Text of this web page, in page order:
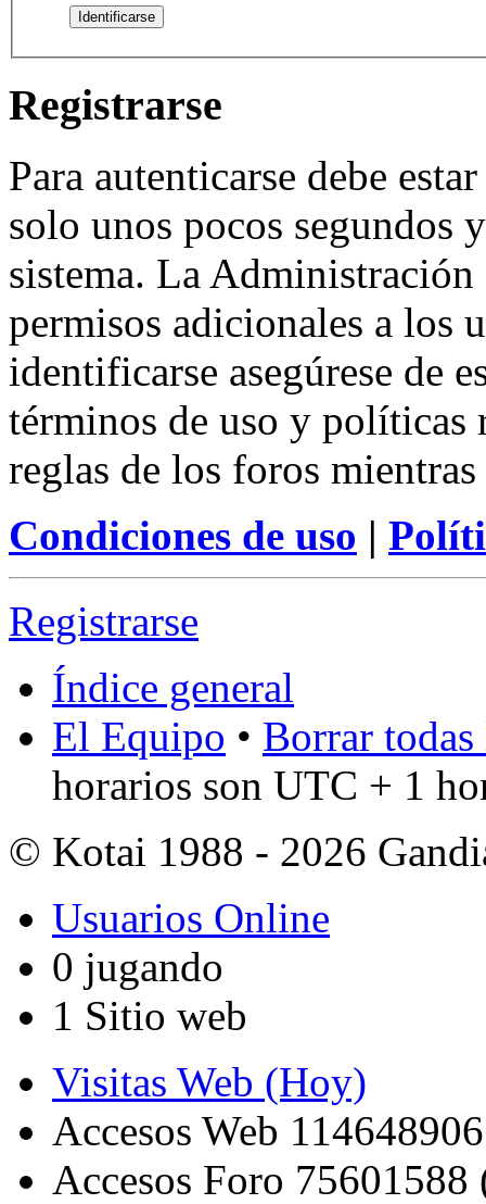
Registrarse
Para autenticarse debe
solo unos pocos segundos
sistema. La
permisos adicionales a los
identificarse asegúrese de
términos de uso y políticas
reglas de los foros
Condiciones de uso |
Registrarse
Índice general
El Equipo • Borrar
horarios son UTC + 1
© Kotai 1988 - 2026
Usuarios Online
0 jugando
1 Sitio web
Visitas Web (Hoy)
Accesos Web
Accesos Foro 75601588